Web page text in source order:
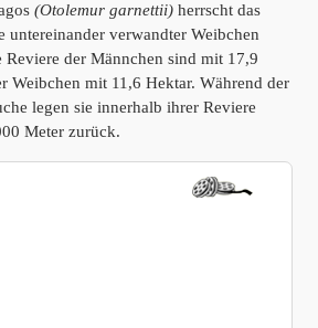
(Otolemur garnettii) herrscht das
untereinander verwandter Weibchen
der Männchen sind mit 17,9
Weibchen mit 11,6 Hektar. Während der
legen sie innerhalb ihrer Reviere
Meter zurück.